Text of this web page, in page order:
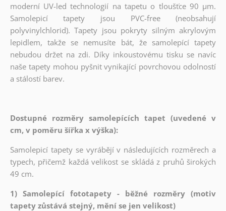
moderní UV-led technologií na tapetu o tloušťce 90 µm.
Samolepicí tapety jsou PVC-free (neobsahují
polyvinylchlorid). Tapety jsou pokryty silným akrylovým
lepidlem, takže se nemusíte bát, že samolepící tapety
nebudou držet na zdi. Díky inkoustovému tisku se navíc
naše tapety mohou pyšnit vynikající povrchovou odolností
a stálostí barev.
Dostupné rozměry samolepících tapet (uvedené v
cm, v poměru šířka x výška):
Samolepicí tapety se vyrábějí v následujících rozměrech a
typech, přičemž každá velikost se skládá z pruhů širokých
49 cm.
1) Samolepící fototapety - běžné rozměry (motiv
tapety zůstává stejný, mění se jen velikost)